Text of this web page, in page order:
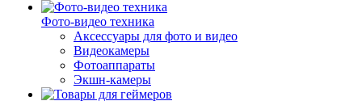
Фото-видео техника
Аксессуары для фото и видео
Видеокамеры
Фотоаппараты
Экшн-камеры